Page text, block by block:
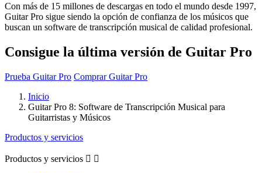
Con más de 15 millones de descargas en todo el mundo desde 1997,
Guitar Pro sigue siendo la opción de confianza de los músicos que
buscan un software de transcripción musical de calidad profesional.
Consigue la última versión de Guitar Pro
Prueba Guitar Pro Comprar Guitar Pro
Inicio
Guitar Pro 8: Software de Transcripción Musical para
Guitarristas y Músicos
Productos y servicios
Productos y servicios  